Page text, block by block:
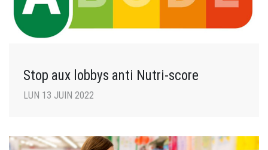
Stop aux lobbys anti Nutri-score
LUN 13 JUIN 2022